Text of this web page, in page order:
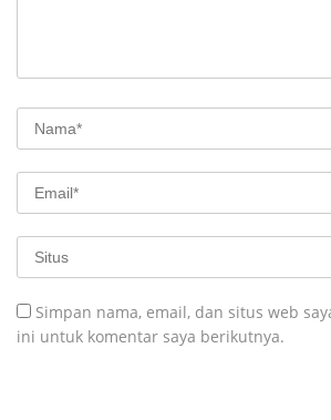
Simpan nama, email, dan situs web
ini untuk komentar saya berikutnya.